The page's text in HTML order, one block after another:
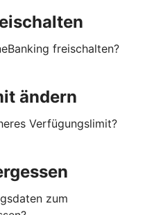
freischalten?
ändern
Verfügungslimit?
zum